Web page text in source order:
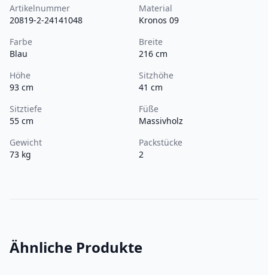
Artikelnummer
20819-2-24141048
Material
Kronos 09
Farbe
Blau
Breite
216 cm
Höhe
93 cm
Sitzhöhe
41 cm
Sitztiefe
55 cm
Füße
Massivholz
Gewicht
73 kg
Packstücke
2
Ähnliche Produkte